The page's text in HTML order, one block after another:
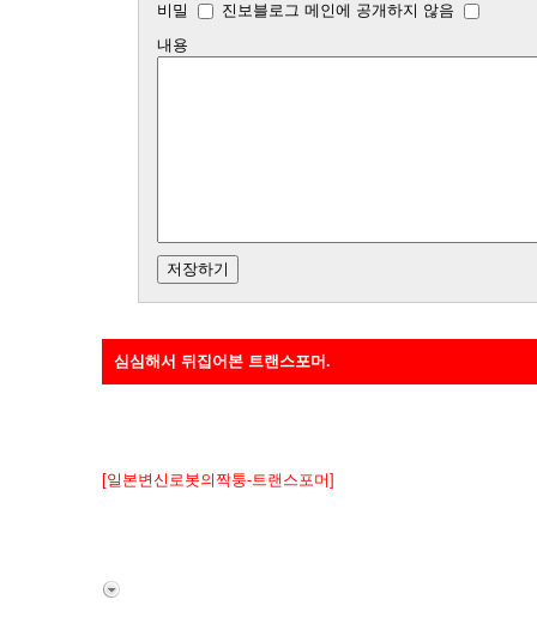
비밀
진보블로그 메인에 공개하지 않음
내용
심심해서 뒤집어본 트랜스포머.
[일본변신로봇의짝퉁-트랜스포머]